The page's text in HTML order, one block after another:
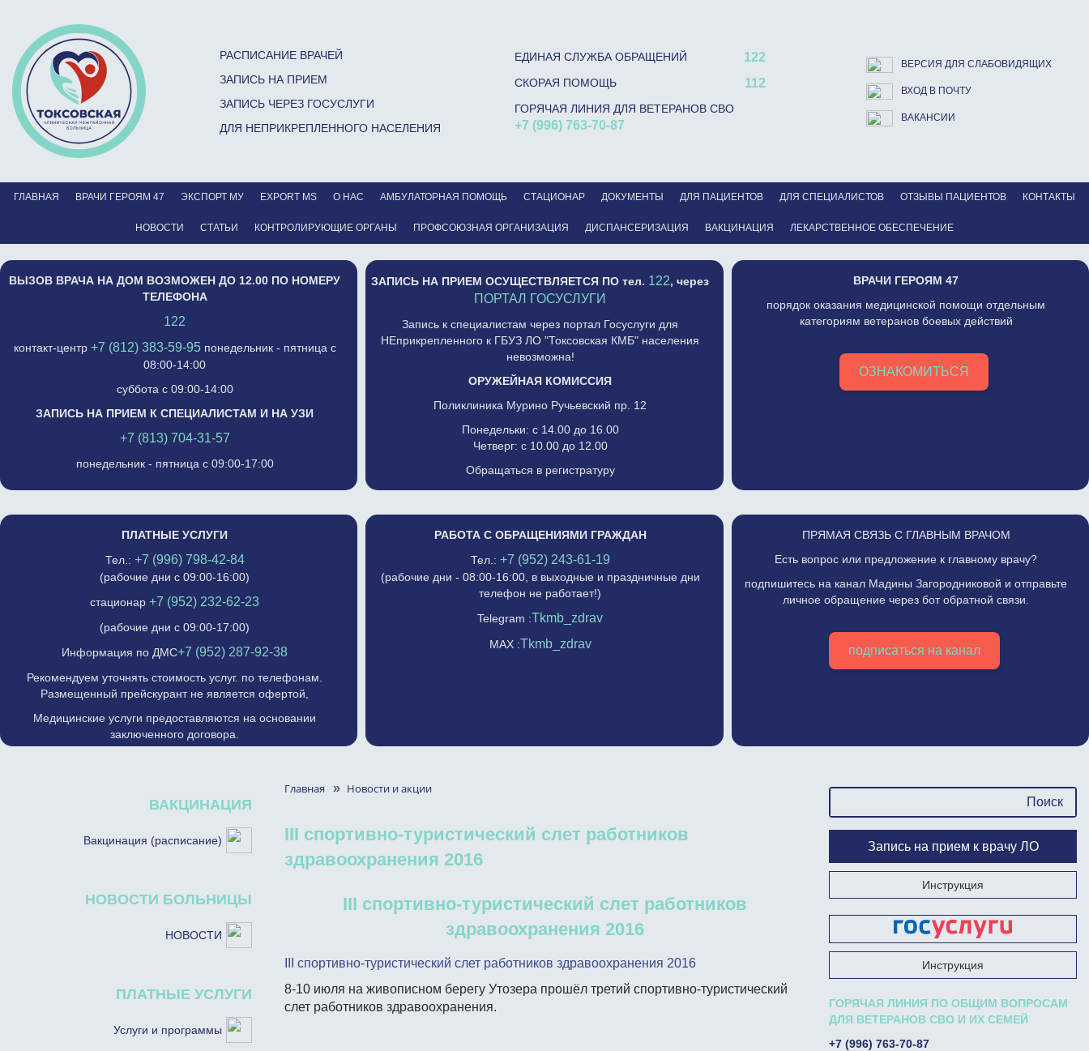
ГЛАВНАЯ ВРАЧИ ГЕРОЯМ 47 ЭКСПОРТ МУ EXPORT MS О НАС АМБУЛАТОРНАЯ ПОМОЩЬ СТАЦИОНАР ДОКУМЕНТЫ ДЛЯ ПАЦИЕНТОВ ДЛЯ СПЕЦИАЛИСТОВ ОТЗЫВЫ ПАЦИЕНТОВ КОНТАКТЫ
НОВОСТИ СТАТЬИ КОНТРОЛИРУЮЩИЕ ОРГАНЫ ПРОФСОЮЗНАЯ ОРГАНИЗАЦИЯ ДИСПАНСЕРИЗАЦИЯ ВАКЦИНАЦИЯ ЛЕКАРСТВЕННОЕ ОБЕСПЕЧЕНИЕ
РАСПИСАНИЕ ВРАЧЕЙ
ЗАПИСЬ НА ПРИЕМ
ЗАПИСЬ ЧЕРЕЗ ГОСУСЛУГИ
ДЛЯ НЕПРИКРЕПЛЕННОГО НАСЕЛЕНИЯ
ЕДИНАЯ СЛУЖБА ОБРАЩЕНИЙ 122
СКОРАЯ ПОМОЩЬ 112
ГОРЯЧАЯ ЛИНИЯ ДЛЯ ВЕТЕРАНОВ СВО
+7 (996) 763-70-87
ВЕРСИЯ ДЛЯ СЛАБОВИДЯЩИХ
ВХОД В ПОЧТУ
ВАКАНСИИ
ВЫЗОВ ВРАЧА НА ДОМ ВОЗМОЖЕН ДО 12.00 ПО НОМЕРУ
ТЕЛЕФОНА
122
контакт-центр +7 (812) 383-59-95понедельник - пятница с
08:00-14:00
суббота с 09:00-14:00
ЗАПИСЬ НА ПРИЕМ К СПЕЦИАЛИСТАМ И НА УЗИ
+7 (813) 704-31-57
понедельник - пятница с 09:00-17:00
ЗАПИСЬ НА ПРИЕМ ОСУЩЕСТВЛЯЕТСЯ ПО тел. 122, через
ПОРТАЛ ГОСУСЛУГИ
Запись к специалистам через портал Госуслуги для
НЕприкрепленного к ГБУЗ ЛО "Токсовская КМБ" населения
невозможна!
ОРУЖЕЙНАЯ КОМИССИЯ
Поликлиника Мурино Ручьевский пр. 12
Понедельки: с 14.00 до 16.00
Четверг: с 10.00 до 12.00
Обращаться в регистратуру
ВРАЧИ ГЕРОЯМ 47
порядок оказания медицинской помощи отдельным
категориям ветеранов боевых действий
ОЗНАКОМИТЬСЯ
ПЛАТНЫЕ УСЛУГИ
Тел.: +7 (996) 798-42-84
(рабочие дни с 09:00-16:00)
стационар+7 (952) 232-62-23
(рабочие дни с 09:00-17:00)
Информация по ДМС+7 (952) 287-92-38
Рекомендуем уточнять стоимость услуг. по телефонам.
Размещенный прейскурант не является офертой,
Медицинские услуги предоставляются на основании
заключенного договора.
РАБОТА С ОБРАЩЕНИЯМИ ГРАЖДАН
Тел.: +7 (952) 243-61-19
(рабочие дни - 08:00-16:00, в выходные и праздничные дни
телефон не работает!)
Telegram :Tkmb_zdrav
MAX :Tkmb_zdrav
ПРЯМАЯ СВЯЗЬ С ГЛАВНЫМ ВРАЧОМ
Есть вопрос или предложение к главному врачу?
подпишитесь на канал Мадины Загородниковой и отправьте
личное обращение через бот обратной связи.
подписаться на канал
ВАКЦИНАЦИЯ
Вакцинация (расписание)
НОВОСТИ БОЛЬНИЦЫ
НОВОСТИ
ПЛАТНЫЕ УСЛУГИ
Услуги и программы
Главная » Новости и акции
III спортивно-туристический слет работников
здравоохранения 2016
III спортивно-туристический слет работников
здравоохранения 2016
III спортивно-туристический слет работников здравоохранения 2016
8-10 июля на живописном берегу Утозера прошёл третий спортивно-туристический
слет работников здравоохранения.
Запись на прием к врачу ЛО
Инструкция
Запишись на прием к врачу на Госуслугах
Инструкция
ГОРЯЧАЯ ЛИНИЯ ПО ОБЩИМ ВОПРОСАМ
ДЛЯ ВЕТЕРАНОВ СВО И ИХ СЕМЕЙ
+7 (996) 763-70-87